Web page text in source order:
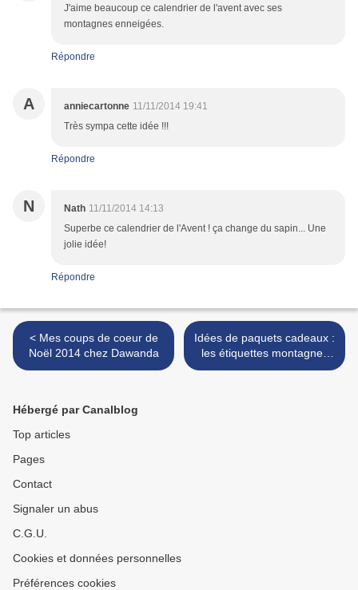
J'aime beaucoup ce calendrier de l'avent avec ses
montagnes enneigées.
Répondre
A anniecartonne 11/11/2014 19:41
Très sympa cette idée !!!
Répondre
N Nath 11/11/2014 14:13
Superbe ce calendrier de l'Avent ! ça change du sapin... Une
jolie idée!
Répondre
< Mes coups de coeur de
Noël 2014 chez Dawanda
Idées de paquets cadeaux :
les étiquettes montagnes
sous la neige (gratuit - à
Hébergé par Canalblog
Top articles
Pages
Contact
Signaler un abus
C.G.U.
Cookies et données personnelles
Préférences cookies